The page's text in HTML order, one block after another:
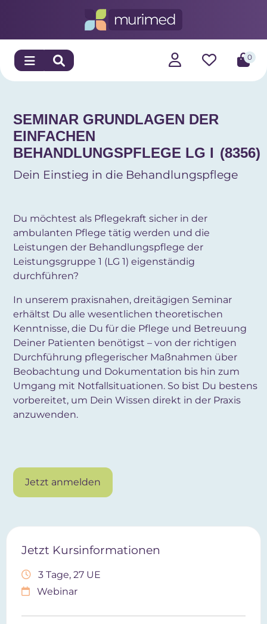
0
SEMINAR GRUNDLAGEN DER
EINFACHEN
BEHANDLUNGSPFLEGE LG I (8356)
Dein Einstieg in die Behandlungspflege
Du möchtest als Pflegekraft sicher in der
ambulanten Pflege tätig werden und die
Leistungen der Behandlungspflege der
Leistungsgruppe 1 (LG 1) eigenständig
durchführen?
In unserem praxisnahen, dreitägigen Seminar
erhältst Du alle wesentlichen theoretischen
Kenntnisse, die Du für die Pflege und Betreuung
Deiner Patienten benötigst – von der richtigen
Durchführung pflegerischer Maßnahmen über
Beobachtung und Dokumentation bis hin zum
Umgang mit Notfallsituationen. So bist Du bestens
vorbereitet, um Dein Wissen direkt in der Praxis
anzuwenden.
Jetzt anmelden
Jetzt Kursinformationen
3 Tage, 27 UE
Webinar